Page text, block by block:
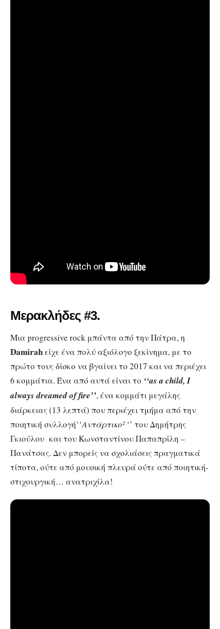
Μερακλήδες #3.
Μια progressive rock μπάντα από την Πάτρα, η
Damirahείχε ένα πολύ αξιόλογο ξεκίνημα, με το
πρώτο τους δίσκο να βγαίνει το 2017 και να περιέχει
6 κομμάτια. Ένα από αυτά είναι το ‘‘as a child, I
always dreamed of fire’’, ένα κομμάτι μεγάλης
διάρκειας (13 λεπτά) που περιέχει τμήμα από την
ποιητική συλλογή‘‘Αντάρτικο²‘’ του Δημήτρης
Γκιούλου και του Κωνσταντίνου Παπαπρίλη –
Πανάτσας. Δεν μπορείς να σχολιάσεις πραγματικά
τίποτα, ούτε από μουσική πλευρά ούτε από ποιητική-
στιχουργική… ανατριχίλα!